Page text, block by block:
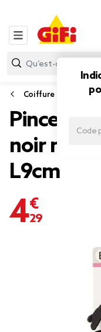
Coiffure
Pince à
noir mat
L9cm
4,29 €